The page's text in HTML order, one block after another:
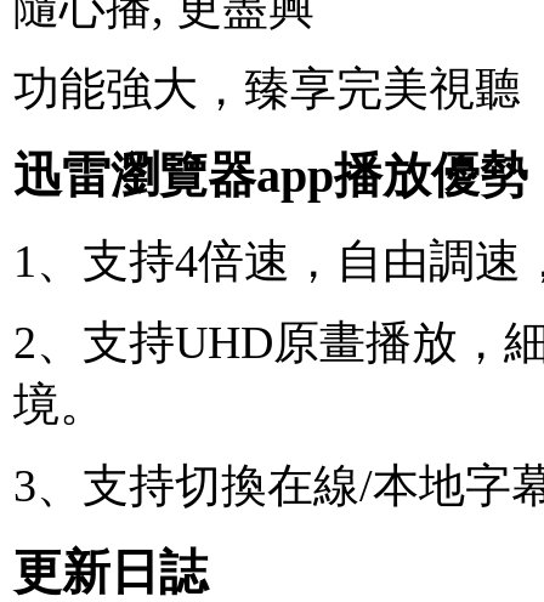
功能強大，臻享完美視聽
迅雷瀏覽器app播放優勢
1、支持4倍速，自由調速
2、支持UHD原畫播放，
境。
3、支持切換在線/本地字
更新日誌